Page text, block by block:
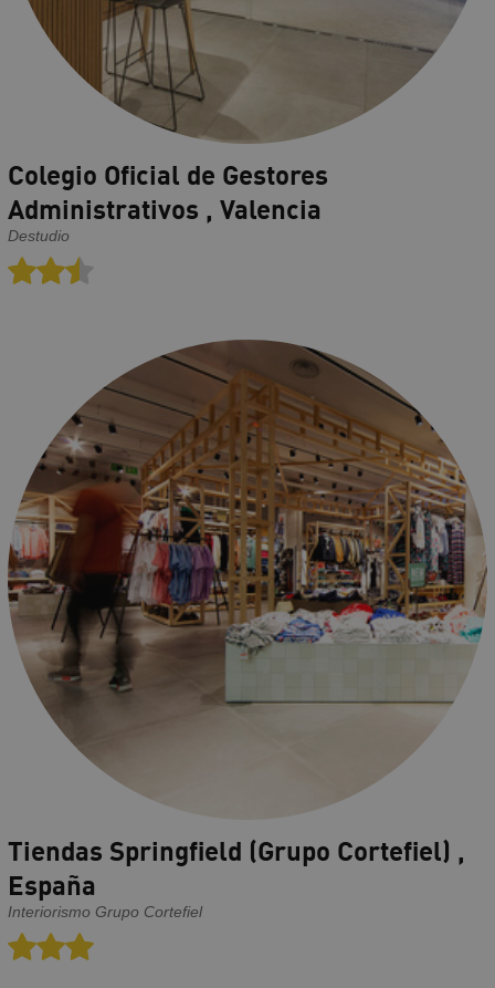
Colegio Oficial de Gestores
Administrativos , Valencia
Destudio
Tiendas Springfield (Grupo Cortefiel) ,
España
Interiorismo Grupo Cortefiel